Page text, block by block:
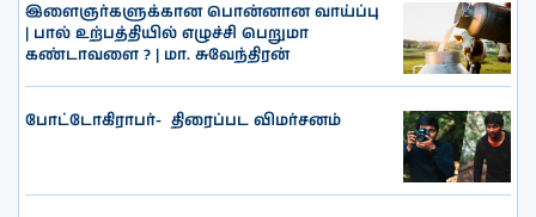
இளைஞர்களுக்கான பொன்னான வாய்ப்பு
| பால் உற்பத்தியில் எழுச்சி பெறுமா
கண்டாவளை ? | மா. சுவேந்திரன்
போட்டோகிராபர்- ‌ திரைப்பட விமர்சனம்